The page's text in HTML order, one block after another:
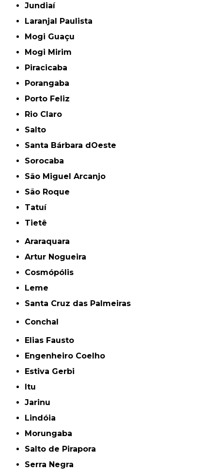
Jundiaí
Laranjal Paulista
Mogi Guaçu
Mogi Mirim
Piracicaba
Porangaba
Porto Feliz
Rio Claro
Salto
Santa Bárbara dOeste
Sorocaba
São Miguel Arcanjo
São Roque
Tatuí
Tietê
Araraquara
Artur Nogueira
Cosmópólis
Leme
Santa Cruz das Palmeiras
Conchal
Elias Fausto
Engenheiro Coelho
Estiva Gerbi
Itu
Jarinu
Lindóia
Morungaba
Salto de Pirapora
Serra Negra